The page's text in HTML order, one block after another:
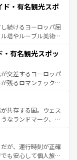
ツ一覧を参照してほ
ラメンコ、熱気あふ
活の一部となってい
気や、バルセロナの
代ローマ遺跡や中世
るスペインはその個
・有名観光スポ
続けるヨーロッパ屈
塔やルーブル美術館
な宮殿、歴史的な大
然が、訪れる者を心
の国としても知ら
遺産にも登録されて
しみ方が可能だ。さ
ており、どの街角に
パリ以外の個性あふ
・有名観光スポッ
交差するヨーロッパ
残るロマンチック街
きることがない。ベ
アルプスの絶景、そ
風景は必見。ビール
、新着の
てほしい。
共存する国。ウェス
なランドマーク、歴
優雅なアフタヌーン
国パブ、サッカー観
豊富。イギリスを旅
が、運行時刻が正確
も安心して個人旅行